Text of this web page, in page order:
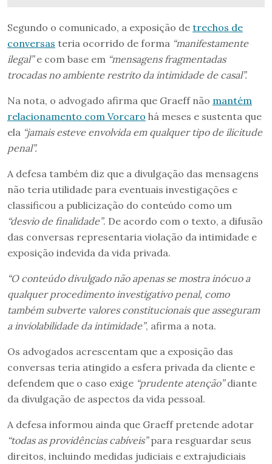
Segundo o comunicado, a exposição de trechos de
conversas teria ocorrido de forma “manifestamente
ilegal”e com base em “mensagens fragmentadas
trocadas no ambiente restrito da intimidade de casal”.
Na nota, o advogado afirma que Graeff não mantém
relacionamento com Vorcaro há meses e sustenta que
ela “jamais esteve envolvida em qualquer tipo de ilicitude
penal”.
A defesa também diz que a divulgação das mensagens
não teria utilidade para eventuais investigações e
classificou a publicização do conteúdo como um
“desvio de finalidade”. De acordo com o texto, a difusão
das conversas representaria violação da intimidade e
exposição indevida da vida privada.
“O conteúdo divulgado não apenas se mostra inócuo a
qualquer procedimento investigativo penal, como
também subverte valores constitucionais que asseguram
a inviolabilidade da intimidade”, afirma a nota.
Os advogados acrescentam que a exposição das
conversas teria atingido a esfera privada da cliente e
defendem que o caso exige “prudente atenção”diante
da divulgação de aspectos da vida pessoal.
A defesa informou ainda que Graeff pretende adotar
“todas as providências cabíveis”para resguardar seus
direitos, incluindo medidas judiciais e extrajudiciais